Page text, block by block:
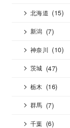
北海道 (15)
新潟 (7)
神奈川 (10)
茨城 (47)
栃木 (16)
群馬 (7)
千葉 (6)